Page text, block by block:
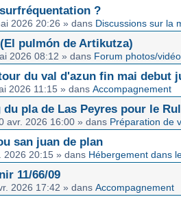
?
2026 20:26 » dans Discussions sur la
(El pulmón de Artikutza)
2026 08:12 » dans Forum photos/
du val d'azun fin mai debut
2026 11:15 » dans Accompagnement
pla de Las Peyres pour le
avr. 2026 16:00 » dans Préparation de
san juan de plan
2026 20:15 » dans Hébergement dans
11/66/09
2026 17:42 » dans Accompagnement